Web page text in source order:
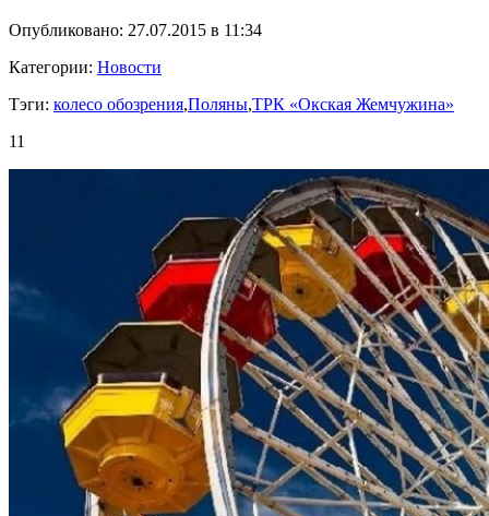
Опубликовано: 27.07.2015 в 11:34
Категории: Новости
Тэги: колесо обозрения,Поляны,ТРК «Окская Жемчужина»
11